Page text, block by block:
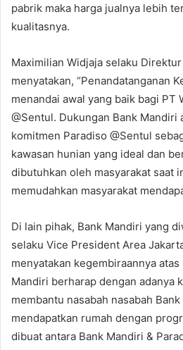
pabrik maka harga jualnya lebih
kualitasnya.
Maximilian Widjaja selaku Direktur
menyatakan, “Penandatanganan
menandai awal yang baik bagi PT
@Sentul. Dukungan Bank Mandiri
komitmen Paradiso @Sentul
kawasan hunian yang ideal dan
dibutuhkan oleh masyarakat saat
memudahkan masyarakat
Di lain pihak, Bank Mandiri yang
selaku Vice President Area
menyatakan kegembiraannya atas
Mandiri berharap dengan adanya
membantu nasabah nasabah
mendapatkan rumah dengan
dibuat antara Bank Mandiri &